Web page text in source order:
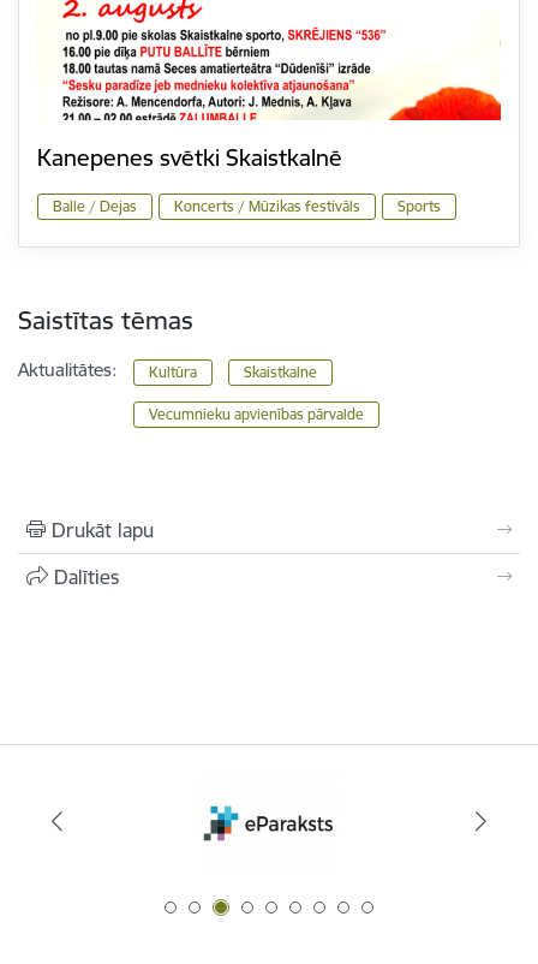
Kanepenes svētki Skaistkalnē
Balle / Dejas Koncerts / Mūzikas festivāls Sports
Saistītas tēmas
Aktualitātes: Kultūra Skaistkalne
Vecumnieku apvienības pārvalde
Drukāt lapu
Dalīties